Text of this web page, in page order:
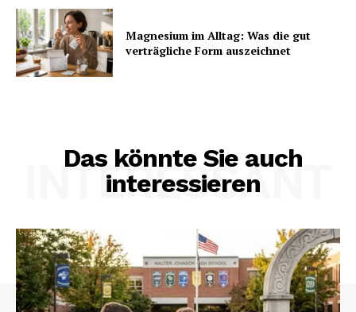
Magnesium im Alltag: Was die gut
verträgliche Form auszeichnet
Das könnte Sie auch
interessieren
INTERESSANT